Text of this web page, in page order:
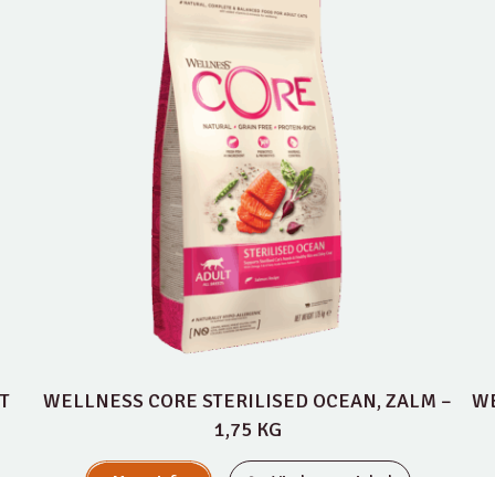
WELLNESS CORE STERILISED OCEAN, ZALM –
1,75 KG